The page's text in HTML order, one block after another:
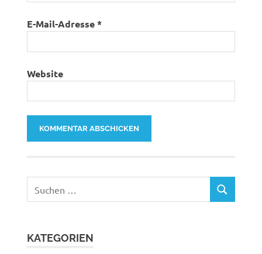
E-Mail-Adresse*
Website
nach:
SUCHEN
KATEGORIEN